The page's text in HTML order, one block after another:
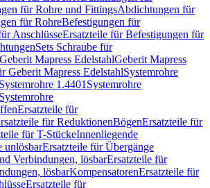
für Rohre und FittingsAbdichtungen für
für RohreBefestigungen für
AnschlüsseErsatzteile für Befestigungen für
Sets Schraube für
Geberit Mapress EdelstahlGeberit Mapress
Geberit Mapress EdelstahlSystemrohre
1.4401 Systemrohre
Ersatzteile für
für ReduktionenBögenErsatzteile für
für T-StückeInnenliegende
unlösbarErsatzteile für Übergänge
Verbindungen, lösbarErsatzteile für
lösbarKompensatorenErsatzteile für
Ersatzteile für